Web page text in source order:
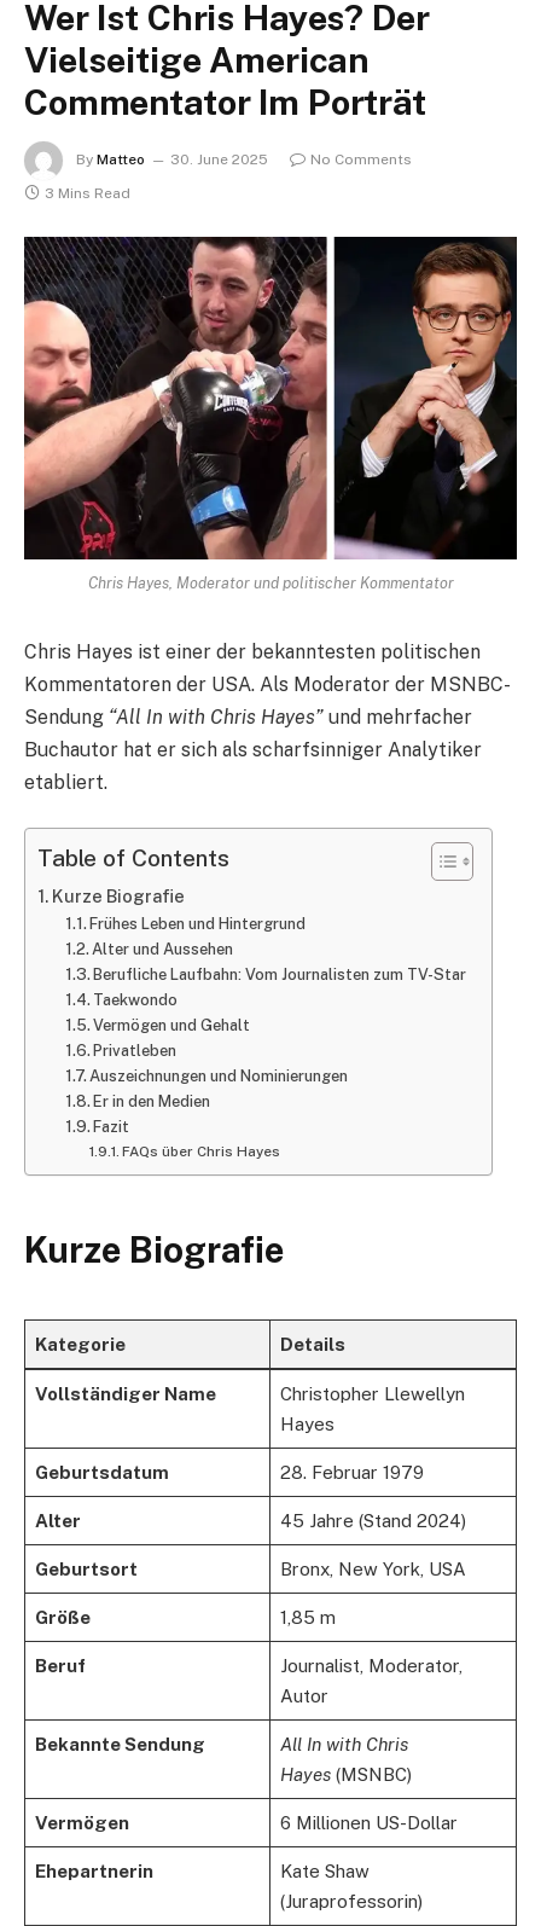
Wer Ist Chris Hayes? Der
Vielseitige American
Commentator Im Porträt
By Matteo 30. June 2025
No Comments
3 Mins Read
Chris Hayes, Moderator und politischer Kommentator
Chris Hayes ist einer der bekanntesten politischen
Kommentatoren der USA. Als Moderator der MSNBC-
Sendung “All In with Chris Hayes” und mehrfacher
Buchautor hat er sich als scharfsinniger Analytiker
etabliert.
Table of Contents
Kurze Biografie
Frühes Leben und Hintergrund
Alter und Aussehen
Berufliche Laufbahn: Vom Journalisten zum TV-Star
Taekwondo
Vermögen und Gehalt
Privatleben
Auszeichnungen und Nominierungen
Er in den Medien
Fazit
FAQs über Chris Hayes
Kurze Biografie
Kategorie Details
Vollständiger Name
Christopher Llewellyn
Hayes
Geburtsdatum 28. Februar 1979
Alter 45 Jahre (Stand 2024)
Geburtsort Bronx, New York, USA
Größe 1,85 m
Beruf
Journalist, Moderator,
Autor
Bekannte Sendung
All In with Chris
Hayes(MSNBC)
Vermögen 6 Millionen US-Dollar
Ehepartnerin
Kate Shaw
(Juraprofessorin)